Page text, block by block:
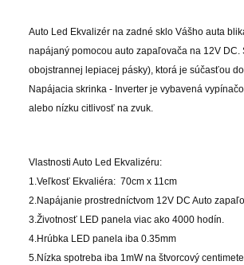
Auto Led Ekvalizér na zadné sklo Vášho auta
napájaný pomocou auto zapaľovača na 12V
obojstrannej lepiacej pásky), ktorá je súčasťou
Napájacia skrinka - Inverter je vybavená
alebo nízku citlivosť na zvuk.
Vlastnosti Auto Led Ekvalizéru:
1.Veľkosť Ekvaliéra: 70cm x 11cm
2.Napájanie prostredníctvom 12V DC Auto
3.Životnosť LED panela viac ako 4000 hodín.
4.Hrúbka LED panela iba 0.35mm
5.Nízka spotreba iba 1mW na štvorcový